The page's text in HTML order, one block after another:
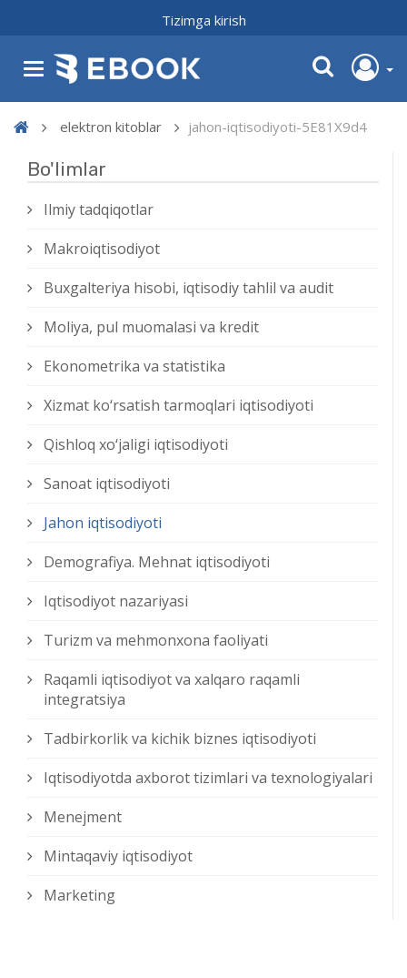
Tizimga kirish
elektron kitoblar jahon-iqtisodiyoti-5E81X9d4
Bo'limlar
Ilmiy tadqiqotlar
Makroiqtisodiyot
Buxgalteriya hisobi, iqtisodiy tahlil va audit
Moliya, pul muomalasi va kredit
Ekonometrika va statistika
Xizmat kо‘rsatish tarmoqlari iqtisodiyoti
Qishloq xо‘jaligi iqtisodiyoti
Sanoat iqtisodiyoti
Jahon iqtisodiyoti
Demografiya. Mehnat iqtisodiyoti
Iqtisodiyot nazariyasi
Turizm va mehmonxona faoliyati
Raqamli iqtisodiyot va xalqaro raqamli
integratsiya
Tadbirkorlik va kichik biznes iqtisodiyoti
Iqtisodiyotda axborot tizimlari va texnologiyalari
Menejment
Mintaqaviy iqtisodiyot
Marketing